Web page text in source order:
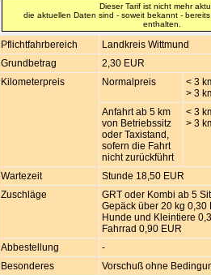
Dieser Tarif ist nicht mehr
die aktuellen Daten sind - soweit bekannt -
enthalten.
Pflichtfahrbereich
Landkreis Wittmund
Grundbetrag
2,30 EUR
Kilometerpreis
Normalpreis
< 3
> 3
Anfahrt ab 5 km
von Betriebssitz
oder Taxistand,
sofern die Fahrt
nicht zurückführt
< 3
> 3
Wartezeit
Stunde 18,50 EUR
Zuschläge
GRT oder Kombi ab 5
Gepäck über 20 kg 0,30
Hunde und Kleintiere
Fahrrad 0,90 EUR
Abbestellung
-
Besonderes
Vorschuß ohne